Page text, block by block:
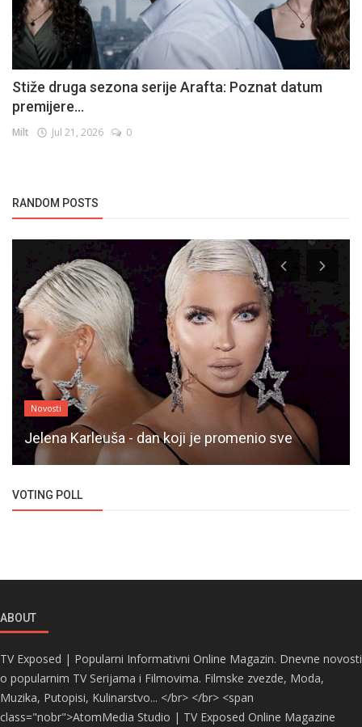
Stiže druga sezona serije Arafta: Poznat datum
premijere...
Milt Jul 21, 2026 0
RANDOM POSTS
Novosti
Jelena Karleuša - dan koji je promenio sve
VOTING POLL
ABOUT
TV Exposed | Popularni Informativni Online Magazin. Dnevne novosti
o popularnim TV Serijama i Filmovima. Filmske zvezde, Moda,
Muzika, Putopisi, Kulinarstvo... </br> </br> <span
class="nobr">AtomMedia Studio | TV Exposed Online Magazine